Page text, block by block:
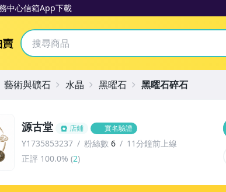
中心信箱App下載
Yahoo拍賣
源古堂 店鋪 實名驗證
Y1735853237 粉絲數 6
11分鐘前上線
正評 100.0% (2)
藝術與礦石 水晶 黑曜石 黑曜石碎石